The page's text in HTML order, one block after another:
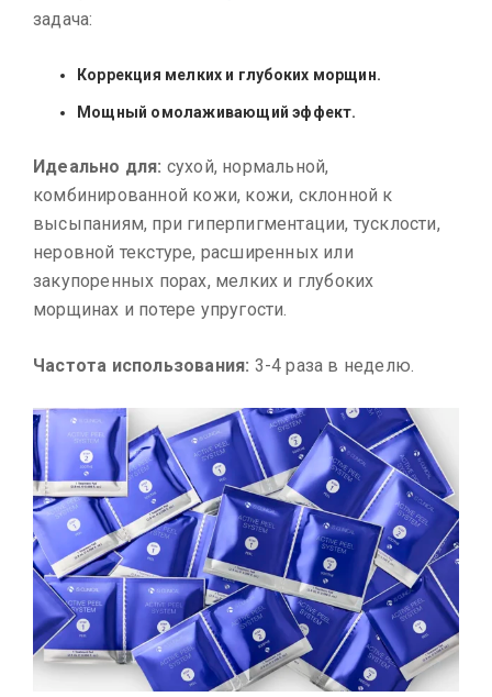
задача:
Коррекция мелких и глубоких морщин.
Мощный омолаживающий эффект.
Идеально для: сухой, нормальной,
комбинированной кожи, кожи, склонной к
высыпаниям, при гиперпигментации, тусклости,
неровной текстуре, расширенных или
закупоренных порах, мелких и глубоких
морщинах и потере упругости.
Частота использования: 3-4 раза в неделю.